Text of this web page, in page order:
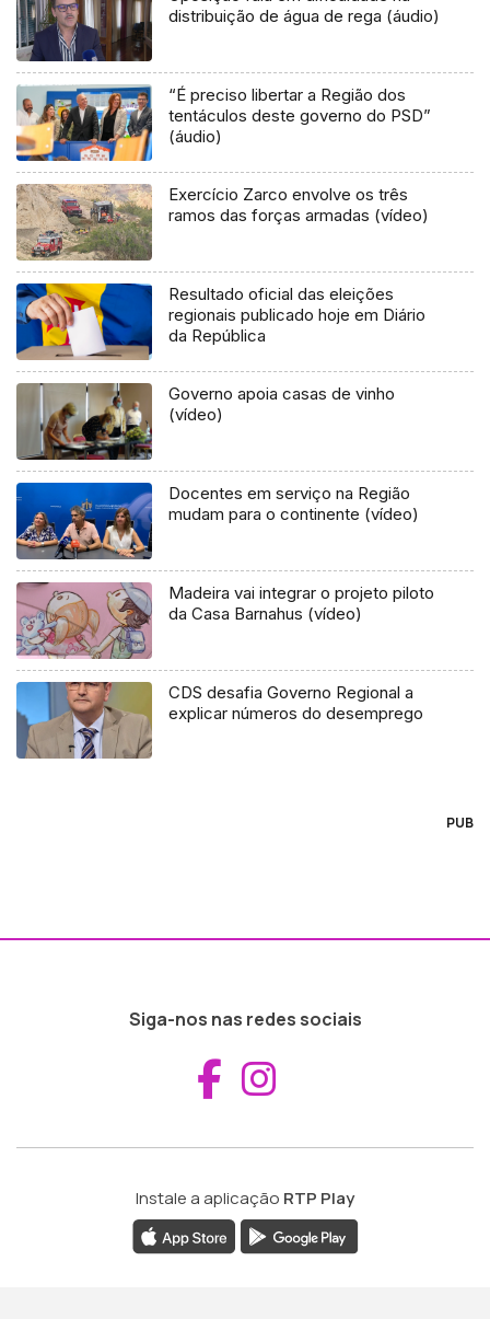
distribuição de água de rega (áudio)
“É preciso libertar a Região dos
tentáculos deste governo do PSD”
(áudio)
Exercício Zarco envolve os três
ramos das forças armadas (vídeo)
Resultado oficial das eleições
regionais publicado hoje em Diário
da República
Governo apoia casas de vinho
(vídeo)
Docentes em serviço na Região
mudam para o continente (vídeo)
Madeira vai integrar o projeto piloto
da Casa Barnahus (vídeo)
CDS desafia Governo Regional a
explicar números do desemprego
PUB
Siga-nos nas redes sociais
Aceder ao
Instale a aplicação RTP Play